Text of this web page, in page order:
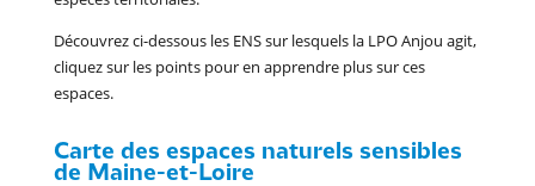
Découvrez ci-dessous les ENS sur lesquels la LPO Anjou agit,
cliquez sur les points pour en apprendre plus sur ces
espaces.
Carte des espaces naturels sensibles
de Maine-et-Loire